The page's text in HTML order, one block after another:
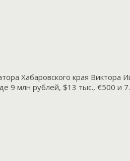
Хабаровского края
9 млн рублей, $13 тыс., €500 и